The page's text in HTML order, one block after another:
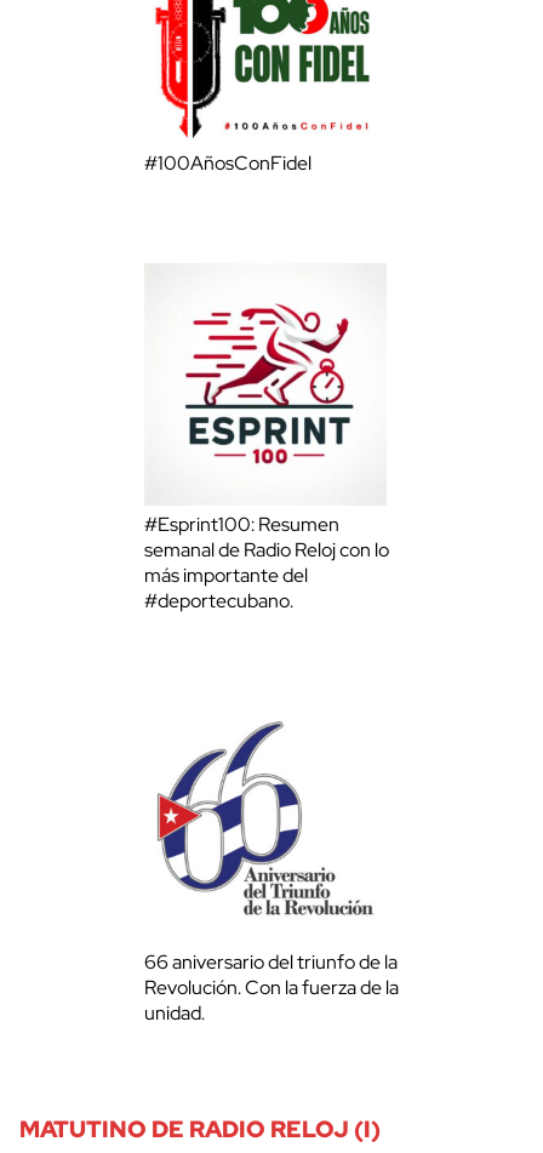
#100AñosConFidel
#Esprint100: Resumen
semanal de Radio Reloj con lo
más importante del
#deportecubano.
66 aniversario del triunfo de la
Revolución. Con la fuerza de la
unidad.
MATUTINO DE RADIO RELOJ (I)